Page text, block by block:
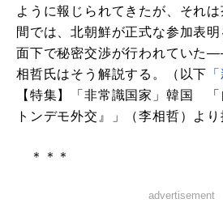
ように報じられてきたが、それ
間では、北朝鮮が正式な参加表
面下で秘密交渉が行われていた
相哲氏はそう解説する。（以下
【特集】「非常識国家」韓国
トンデモ外交』」（李相哲）より
＊＊＊
advertisement